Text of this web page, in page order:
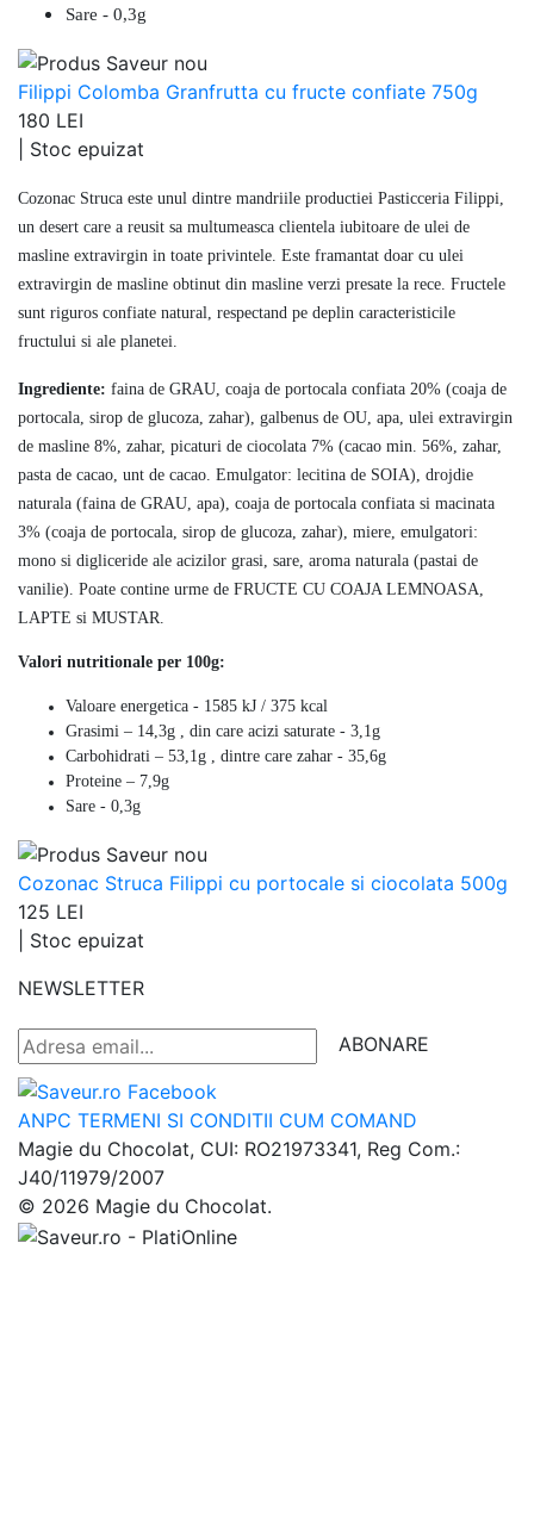
Sare - 0,3g
Filippi Colomba Granfrutta cu fructe confiate 750g
180 LEI
Stoc epuizat
Cozonac Struca este unul dintre mandriile productiei Pasticceria Filippi,
un desert care a reusit sa multumeasca clientela iubitoare de ulei de
masline extravirgin in toate privintele. Este framantat doar cu ulei
extravirgin de masline obtinut din masline verzi presate la rece. Fructele
sunt riguros confiate natural, respectand pe deplin caracteristicile
fructului si ale planetei.
Ingrediente: faina de GRAU, coaja de portocala confiata 20% (coaja de
portocala, sirop de glucoza, zahar), galbenus de OU, apa, ulei extravirgin
de masline 8%, zahar, picaturi de ciocolata 7% (cacao min. 56%, zahar,
pasta de cacao, unt de cacao. Emulgator: lecitina de SOIA), drojdie
naturala (faina de GRAU, apa), coaja de portocala confiata si macinata
3% (coaja de portocala, sirop de glucoza, zahar), miere, emulgatori:
mono si digliceride ale acizilor grasi, sare, aroma naturala (pastai de
vanilie). Poate contine urme de FRUCTE CU COAJA LEMNOASA,
LAPTE si MUSTAR.
Valori nutritionale per 100g:
Valoare energetica - 1585 kJ / 375 kcal
Grasimi – 14,3g , din care acizi saturate - 3,1g
Carbohidrati – 53,1g , dintre care zahar - 35,6g
Proteine – 7,9g
Sare - 0,3g
Cozonac Struca Filippi cu portocale si ciocolata 500g
125 LEI
Stoc epuizat
NEWSLETTER
ABONARE
ANPC TERMENI SI CONDITII CUM COMAND
Magie du Chocolat, CUI: RO21973341, Reg Com.:
J40/11979/2007
© 2026 Magie du Chocolat.